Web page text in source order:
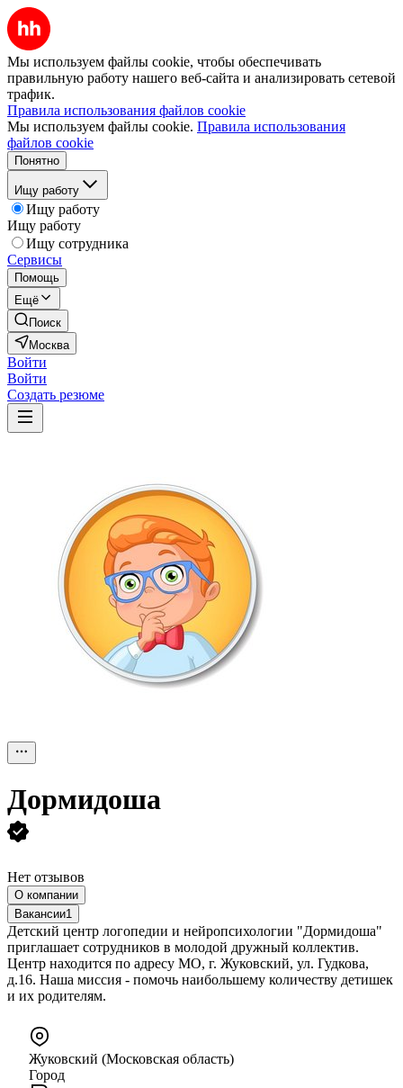
Мы используем файлы cookie, чтобы обеспечивать
правильную работу нашего веб-сайта и анализировать сетевой
трафик.
Правила использования файлов cookie
Мы используем файлы cookie. Правила использования
файлов cookie
Понятно
Ищу работу
Ищу работу
Ищу работу
Ищу сотрудника
Сервисы
Помощь
Ещё
Поиск
Москва
Войти
Войти
Создать резюме
Дормидоша
Нет отзывов
О компании
Вакансии1
Детский центр логопедии и нейропсихологии "Дормидоша"
приглашает сотрудников в молодой дружный коллектив.
Центр находится по адресу МО, г. Жуковский, ул. Гудкова,
д.16. Наша миссия - помочь наибольшему количеству детишек
и их родителям.
Жуковский (Московская область)
Город